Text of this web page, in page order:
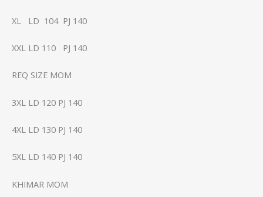
XL LD 104 PJ 140
XXL LD 110 PJ 140
REQ SIZE MOM
3XL LD 120 PJ 140
4XL LD 130 PJ 140
5XL LD 140 PJ 140
KHIMAR MOM